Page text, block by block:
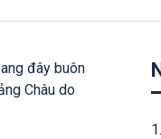
đây buôn
Châu do